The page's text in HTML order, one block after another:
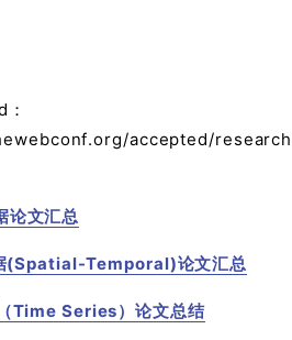
accepted/
文汇总
(Spatial-Temporal)论文汇总
Time Series）论文总结